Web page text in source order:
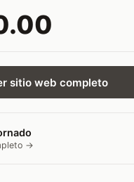
sitio web completo
→